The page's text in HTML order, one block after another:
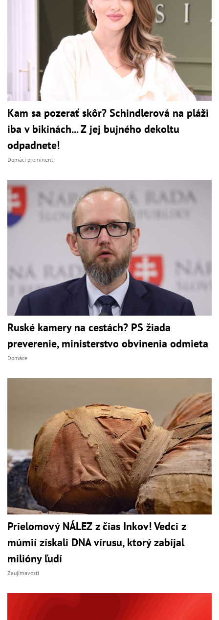
Kam sa pozerať skôr? Schindlerová na pláži
iba v bikinách... Z jej bujného dekoltu
odpadnete!
Domáci prominenti
Ruské kamery na cestách? PS žiada
preverenie, ministerstvo obvinenia odmieta
Domáce
Prielomový NÁLEZ z čias Inkov! Vedci z
múmií získali DNA vírusu, ktorý zabíjal
milióny ľudí
Zaujímavosti